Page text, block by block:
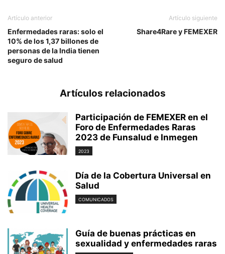
Artículo anterior
Enfermedades raras: solo el
10% de los 1,37 billones de
personas de la India tienen
seguro de salud
Artículo siguiente
Share4Rare y FEMEXER
Artículos relacionados
Participación de FEMEXER en el
Foro de Enfermedades Raras
2023 de Funsalud e Inmegen
2023
Día de la Cobertura Universal en
Salud
COMUNICADOS
Guía de buenas prácticas en
sexualidad y enfermedades raras